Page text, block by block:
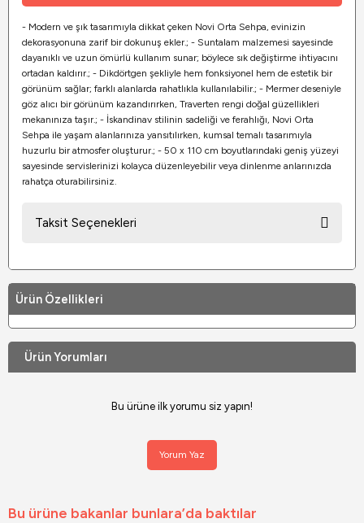
- Modern ve şık tasarımıyla dikkat çeken Novi Orta Sehpa, evinizin
dekorasyonuna zarif bir dokunuş ekler.; - Suntalam malzemesi sayesinde
dayanıklı ve uzun ömürlü kullanım sunar; böylece sık değiştirme ihtiyacını
ortadan kaldırır.; - Dikdörtgen şekliyle hem fonksiyonel hem de estetik bir
görünüm sağlar; farklı alanlarda rahatlıkla kullanılabilir.; - Mermer deseniyle
göz alıcı bir görünüm kazandırırken, Traverten rengi doğal güzellikleri
mekanınıza taşır.; - İskandinav stilinin sadeliği ve ferahlığı, Novi Orta
Sehpa ile yaşam alanlarınıza yansıtılırken, kumsal temalı tasarımıyla
huzurlu bir atmosfer oluşturur.; - 50 x 110 cm boyutlarındaki geniş yüzeyi
sayesinde servislerinizi kolayca düzenleyebilir veya dinlenme anlarınızda
rahatça oturabilirsiniz.
Taksit Seçenekleri
Ürün Özellikleri
Ürün Yorumları
Bu ürüne ilk yorumu siz yapın!
Yorum Yaz
Bu ürüne bakanlar bunlara’da baktılar